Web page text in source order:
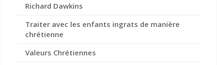
Richard Dawkins
Traiter avec les enfants ingrats de manière
chrétienne
Valeurs Chrétiennes